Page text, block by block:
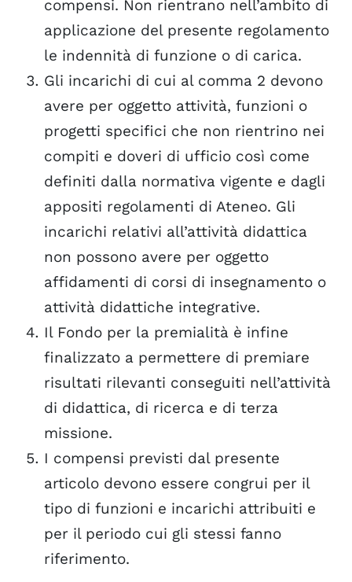
compensi. Non rientrano nell’ambito di
applicazione del presente regolamento
le indennità di funzione o di carica.
Gli incarichi di cui al comma 2 devono
avere per oggetto attività, funzioni o
progetti specifici che non rientrino nei
compiti e doveri di ufficio così come
definiti dalla normativa vigente e dagli
appositi regolamenti di Ateneo. Gli
incarichi relativi all’attività didattica
non possono avere per oggetto
affidamenti di corsi di insegnamento o
attività didattiche integrative.
Il Fondo per la premialità è infine
finalizzato a permettere di premiare
risultati rilevanti conseguiti nell’attività
di didattica, di ricerca e di terza
missione.
I compensi previsti dal presente
articolo devono essere congrui per il
tipo di funzioni e incarichi attribuiti e
per il periodo cui gli stessi fanno
riferimento.